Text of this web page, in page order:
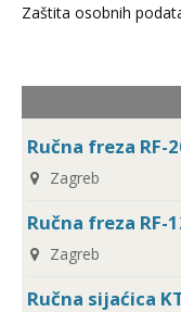
Zaštita osobnih
Ručna freza RF-
Zagreb
Ručna freza RF-
Zagreb
Ručna sijaćica